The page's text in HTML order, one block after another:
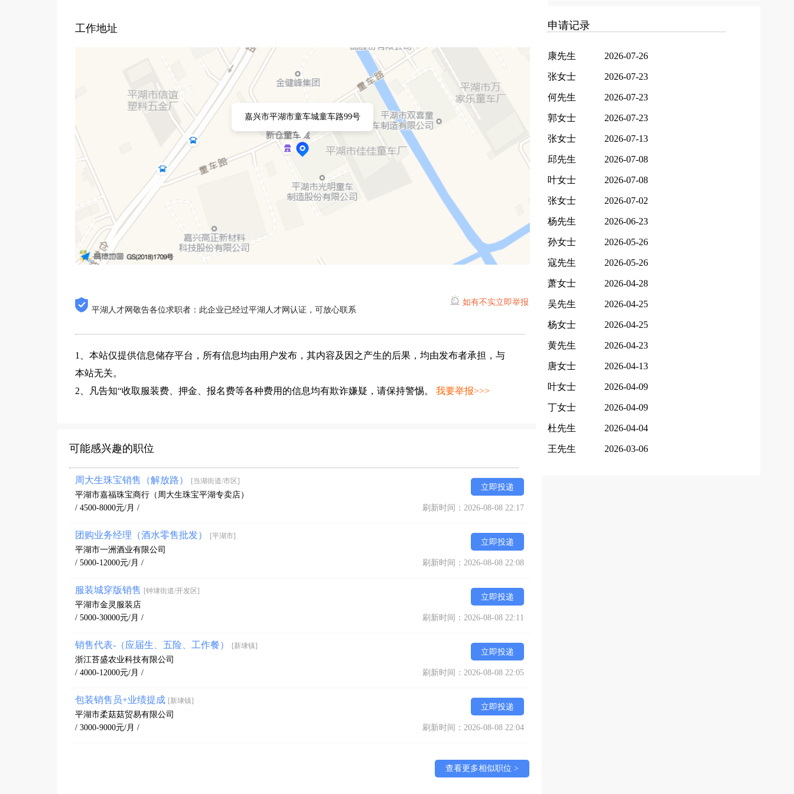
工作地址
嘉兴市平湖市童车城童车路99号
平湖人才网敬告各位求职者：此企业已经过平湖人才网认证，可放心联系
如有不实立即举报
1、本站仅提供信息储存平台，所有信息均由用户发布，其内容及因之产生的后果，均由发布者承担，与
本站无关。
2、凡告知“收取服装费、押金、报名费等各种费用的信息均有欺诈嫌疑，请保持警惕。 我要举报>>>
可能感兴趣的职位
周大生珠宝销售（解放路） [当湖街道/市区]
立即投递
平湖市嘉福珠宝商行（周大生珠宝平湖专卖店）
/ 4500-8000元/月 /
刷新时间：2026-08-08 22:17
团购业务经理（酒水零售批发） [平湖市]
立即投递
平湖市一洲酒业有限公司
/ 5000-12000元/月 /
刷新时间：2026-08-08 22:08
服装城穿版销售 [钟埭街道/开发区]
立即投递
平湖市金灵服装店
/ 5000-30000元/月 /
刷新时间：2026-08-08 22:11
销售代表-（应届生、五险、工作餐） [新埭镇]
立即投递
浙江苔盛农业科技有限公司
/ 4000-12000元/月 /
刷新时间：2026-08-08 22:05
包装销售员+业绩提成 [新埭镇]
立即投递
平湖市柔菇菇贸易有限公司
/ 3000-9000元/月 /
刷新时间：2026-08-08 22:04
查看更多相似职位 >
申请记录
康先生 2026-07-26
张女士 2026-07-23
何先生 2026-07-23
郭女士 2026-07-23
张女士 2026-07-13
邱先生 2026-07-08
叶女士 2026-07-08
张女士 2026-07-02
杨先生 2026-06-23
孙女士 2026-05-26
寇先生 2026-05-26
萧女士 2026-04-28
吴先生 2026-04-25
杨女士 2026-04-25
黄先生 2026-04-23
唐女士 2026-04-13
叶女士 2026-04-09
丁女士 2026-04-09
杜先生 2026-04-04
王先生 2026-03-06